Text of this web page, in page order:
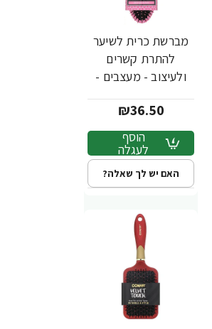
מברשת כרית לשיער
להתרת קשרים
ולעיצוב - מעצבים -
₪36.50
הוסף
לעגלה
האם יש לך שאלה?